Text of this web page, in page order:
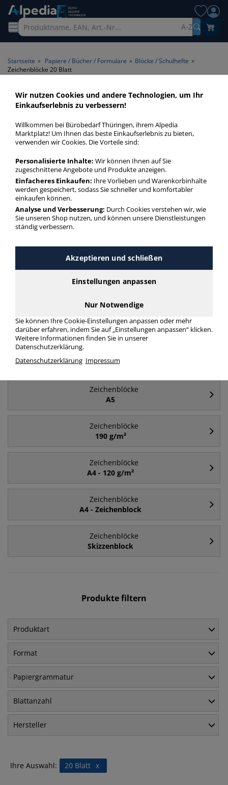
A-Z
Startseite » Papiere / Bücher / Formulare » Blöcke / Schulhefte »
Zeichenblöcke 20 Blatt
Zeichenblöcke 20 Blatt >
Blattanzahl 20 Blatt
Zeichenblöcke 20 Blatt in bester Qualität zum günstigen
Filter-Funktion.
Zeichenblöcke 20 Blatt
mehr Infos zur Kategorie
Zeichenblöcke
Zeichenblöcke
A2
A4
Zeichenblöcke
A5
Zeichenblöcke
190 g/m²
Zeichenblöcke
A4 - 120 g/m²
Zeichenblöcke
A4 - Zeichenblock
Zeichenblöcke
Skizzenblock
Produkte filtern
Produktart
Format
Papiergrammatur
Blattanzahl
Hersteller
Ihre Auswahl: x
20 Blatt
Wir nutzen Cookies und andere Technologien, um Ihr
Einkaufserlebnis zu verbessern!
Willkommen bei Bürobedarf Thüringen, ihrem Alpedia
Marktplatz! Um Ihnen das beste Einkaufserlebnis zu bieten,
verwenden wir Cookies. Die Vorteile sind:
Personalisierte Inhalte: Wir können Ihnen auf Sie
zugeschnittene Angebote und Produkte anzeigen.
Einfacheres Einkaufen: Ihre Vorlieben und Warenkorbinhalte
werden gespeichert, sodass Sie schneller und komfortabler
einkaufen können.
Analyse und Verbesserung: Durch Cookies verstehen wir, wie
Sie unseren Shop nutzen, und können unsere Dienstleistungen
ständig verbessern.
Akzeptieren und schließen
Einstellungen anpassen
Nur Notwendige
Sie können Ihre Cookie-Einstellungen anpassen oder mehr
darüber erfahren, indem Sie auf „Einstellungen anpassen“ klicken.
Weitere Informationen finden Sie in unserer
Datenschutzerklärung.
Datenschutzerklärung Impressum